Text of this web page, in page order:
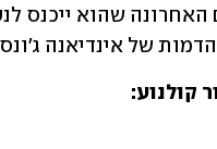
של אינדיאנה
קולנוע: